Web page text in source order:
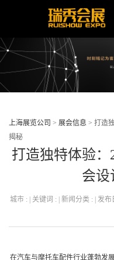
上海展览公司 > 展会信息 > 打造
揭秘
打造独特体验：
会设
城市 : | 关键词 : | 新闻分类 : | 发布
在汽车与摩托车配件行业蓬勃发展